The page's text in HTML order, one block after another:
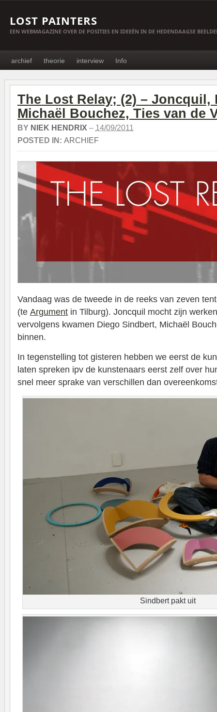
LOST PAINTERS
EEN WEBMAGAZINE OVER DE POSITIES EN IDEEËN IN DE HEDENDAAGSE
archief theorie interview Info
The Lost Relay; (2) – Joncquil,
Michaël Bouchez, Ties van de
BY NIEK HENDRIX – 14/09/2011
POSTED IN: ARCHIEF
Vandaag was de tweede in de reeks van zeven
(te Argument in Tilburg). Joncquil mocht zijn
vervolgens kwamen Diego Sindbert, Michaël
binnen.
In tegenstelling tot gisteren hebben we eerst de
laten spreken ipv de kunstenaars eerst zelf over
snel meer sprake van verschillen dan
Sindbert pakt uit